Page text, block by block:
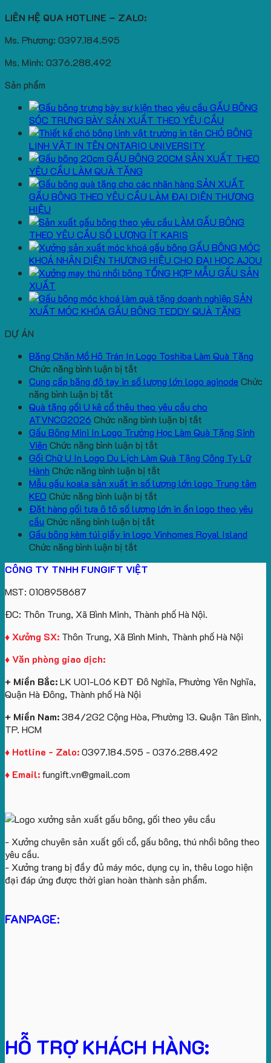
LIÊN HỆ QUA HOTLINE – ZALO:
Ms. Phương: 0397.184.595
Ms. Minh: 0376.288.492
Sản phẩm
GẤU BÔNG
SÓC TRƯNG BÀY SẢN XUẤT THEO YÊU CẦU
CHÓ BÔNG
LINH VẬT IN TÊN ONTARIO UNIVERSITY
GẤU BÔNG 20CM SẢN XUẤT THEO
YÊU CẦU LÀM QUÀ TẶNG
SẢN XUẤT
GẤU BÔNG THEO YÊU CẦU LÀM ĐẠI DIỆN THƯƠNG
HIỆU
LÀM GẤU BÔNG
THEO YÊU CẦU SỐ LƯỢNG ÍT KARIS
GẤU BÔNG MÓC
KHOÁ NHẬN DIỆN THƯƠNG HIỆU CHO ĐẠI HỌC AJOU
TỔNG HỢP MẪU GẤU SẢN
XUẤT
SẢN
XUẤT MÓC KHÓA GẤU BÔNG TEDDY QUÀ TẶNG
DỰ ÁN
Băng Chặn Mồ Hô Trán In Logo Toshiba Làm Quà Tặng
Chức năng bình luận bị tắt
Băng
Mồ
Hô
Trán
In
Logo
Toshiba
Làm
Quà
Tặng
Cung cấp băng đô tay in số lượng lớn logo aginode Chức
năng bình luận bị tắt
Cung
cấp
băng
đô
tay
in
số
lượng
lớn
logo
aginode
Quà tặng gối U kê cổ thêu theo yêu cầu cho
ATVNCG2026 Chức năng bình luận bị tắt
Quà
gối
kê
thêu
yêu
Gấu Bông Mini In Logo Trường Học Làm Quà Tặng Sinh
Viên Chức năng bình luận bị tắt
Gấu
Bông
Mini
Logo
Học
Gối Chữ U In Logo Du Lịch Làm Quà Tặng Công Ty Lữ
Hành Chức năng bình luận bị tắt
Gối
U
Logo
Công
Ty
Lữ
Mẫu gấu koala sản xuất in số lượng lớn logo Trung tâm
KEO Chức năng bình luận bị tắt
Mẫu
koala
lớn
logo
Trung
Đặt hàng gối tựa ô tô số lượng lớn in ấn logo theo yêu
cầu Chức năng bình luận bị tắt
Đặt
số
lượng
lớn
theo
cầu
Gấu bông kèm túi giấy in logo Vinhomes Royal Island
Chức năng bình luận bị tắt
bông
giấy
logo
CÔNG TY TNHH FUNGIFT VIỆT
MST: 0108958687
ĐC: Thôn Trung, Xã Bình Minh, Thành phố Hà Nội.
♦ Xưởng SX: Thôn Trung, Xã Bình Minh, Thành phố Hà Nội
♦ Văn phòng giao dịch:
+ Miền Bắc:LK U01-L06 KĐT Đô Nghĩa, Phường Yên Nghĩa,
Quận Hà Đông, Thành phố Hà Nội
+ Miền Nam:384/2G2 Cộng Hòa, Phường 13. Quận Tân Bình,
TP. HCM
♦ Hotline - Zalo:0397.184.595 - 0376.288.492
♦ Email:fungift.vn@gmail.com
- Xưởng chuyên sản xuất gối cổ, gấu bông, thú nhồi bông theo
yêu cầu.
- Xưởng trang bị đầy đủ máy móc, dụng cụ in, thêu logo hiện
đại đáp ứng được thời gian hoàn thành sản phẩm.
FANPAGE:
HỖ TRỢ KHÁCH HÀNG: